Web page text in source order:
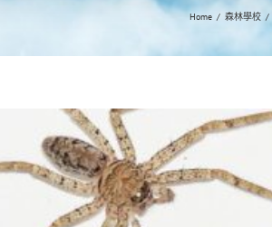
Home / 森林學校 /
蜘蛛
點擊了解更多